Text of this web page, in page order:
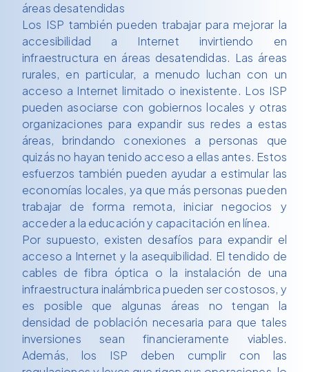
áreas desatendidas
Los ISP también pueden trabajar para mejorar la
accesibilidad a Internet invirtiendo en
infraestructura en áreas desatendidas. Las áreas
rurales, en particular, a menudo luchan con un
acceso a Internet limitado o inexistente. Los ISP
pueden asociarse con gobiernos locales y otras
organizaciones para expandir sus redes a estas
áreas, brindando conexiones a personas que
quizás no hayan tenido acceso a ellas antes. Estos
esfuerzos también pueden ayudar a estimular las
economías locales, ya que más personas pueden
trabajar de forma remota, iniciar negocios y
acceder a la educación y capacitación en línea.
Por supuesto, existen desafíos para expandir el
acceso a Internet y la asequibilidad. El tendido de
cables de fibra óptica o la instalación de una
infraestructura inalámbrica pueden ser costosos, y
es posible que algunas áreas no tengan la
densidad de población necesaria para que tales
inversiones sean financieramente viables.
Además, los ISP deben cumplir con las